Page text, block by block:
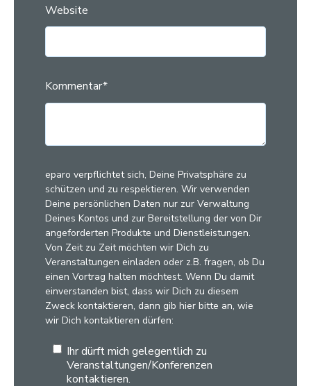
Website
Kommentar*
eparo verpflichtet sich, Deine Privatsphäre zu
schützen und zu respektieren. Wir verwenden
Deine persönlichen Daten nur zur Verwaltung
Deines Kontos und zur Bereitstellung der von Dir
angeforderten Produkte und Dienstleistungen.
Von Zeit zu Zeit möchten wir Dich zu
Veranstaltungen einladen oder z.B. fragen, ob Du
einen Vortrag halten möchtest. Wenn Du damit
einverstanden bist, dass wir Dich zu diesem
Zweck kontaktieren, dann gib hier bitte an, wie
wir Dich kontaktieren dürfen:
Ihr dürft mich gelegentlich zu
Veranstaltungen/Konferenzen
kontaktieren.